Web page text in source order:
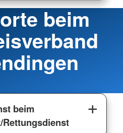
beim
beim